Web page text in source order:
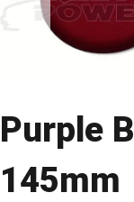
Purple
145mm